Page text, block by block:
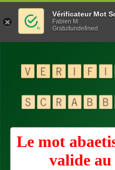
Le mot
valide au
Vérificateur Mot
Fabien M
Gratuitundefined